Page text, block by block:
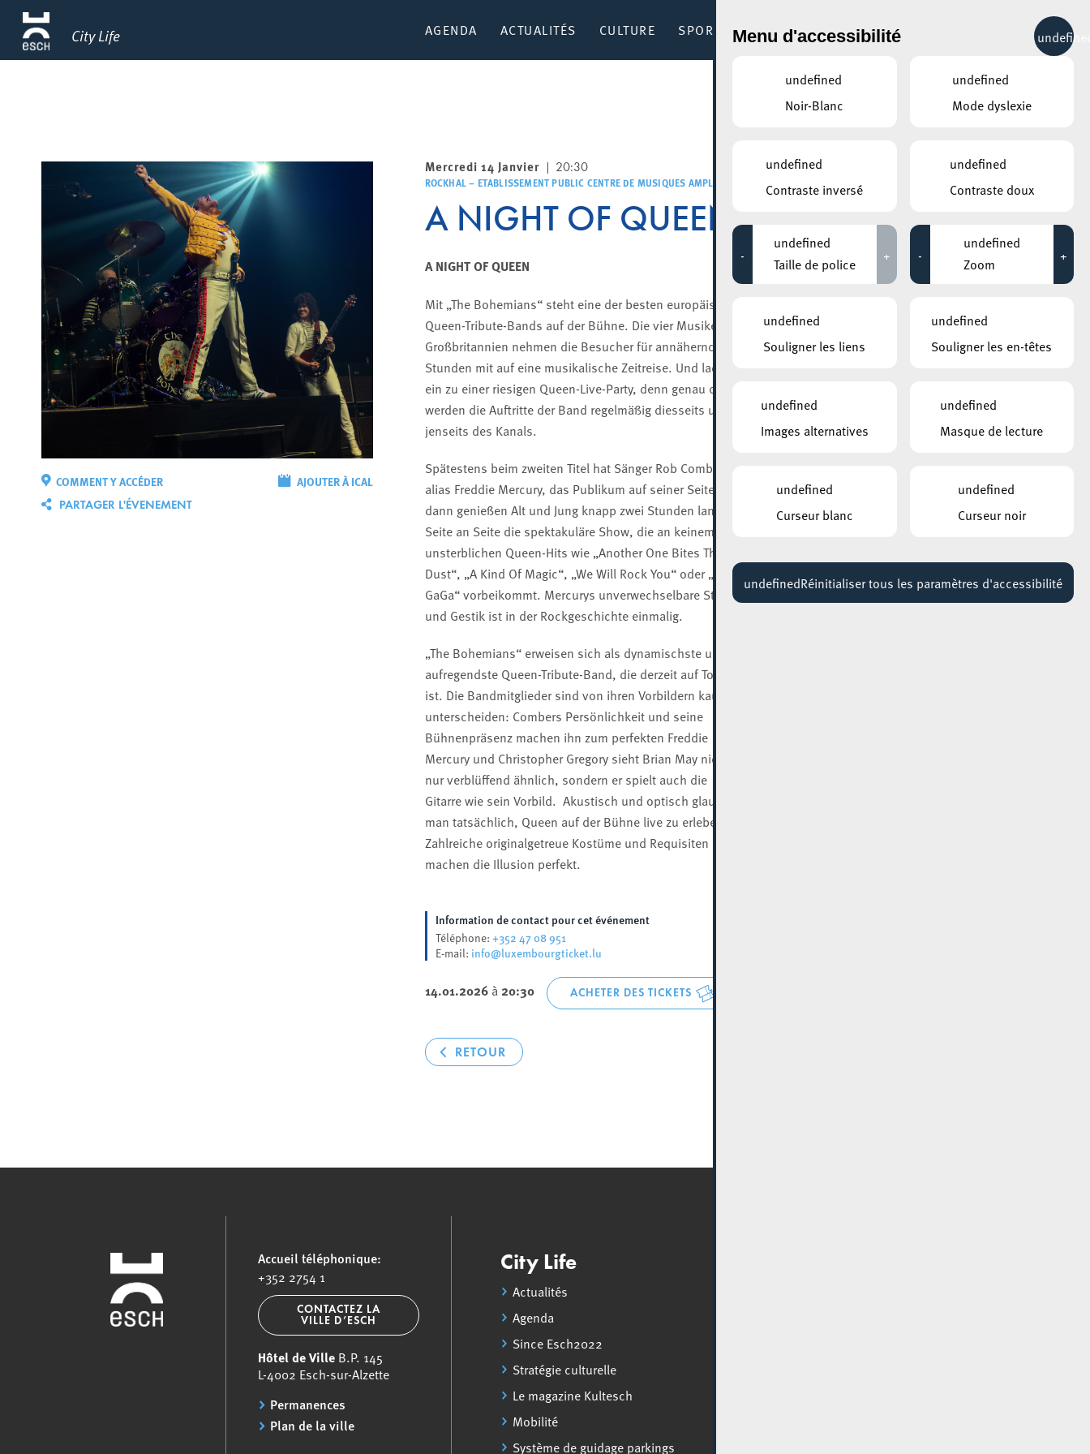
City Life AGENDA ACTUALITÉS CULTURE SPORT & RÉCRÉATION MOBILITÉ
AJOUTER À ICAL
COMMENT Y ACCÉDER
PARTAGER L'ÉVENEMENT
Mercredi 14 Janvier 20:30
ROCKHAL – ETABLISSEMENT PUBLIC CENTRE DE MUSIQUES AMPLIFIÉES
A NIGHT OF QUEEN
A NIGHT OF QUEEN
Mit „The Bohemians“ steht eine der besten europäischen
Queen-Tribute-Bands auf der Bühne. Die vier Musiker aus
Großbritannien nehmen die Besucher für annähernd 2
Stunden mit auf eine musikalische Zeitreise. Und laden
ein zu einer riesigen Queen-Live-Party, denn genau dies
werden die Auftritte der Band regelmäßig diesseits und
jenseits des Kanals.
Spätestens beim zweiten Titel hat Sänger Rob Comber,
alias Freddie Mercury, das Publikum auf seiner Seite. Ab
dann genießen Alt und Jung knapp zwei Stunden lang
Seite an Seite die spektakuläre Show, die an keinem der
unsterblichen Queen-Hits wie „Another One Bites The
Dust“, „A Kind Of Magic“, „We Will Rock You“ oder „Radio
GaGa“ vorbeikommt. Mercurys unverwechselbare Stimme
und Gestik ist in der Rockgeschichte einmalig.
„The Bohemians“ erweisen sich als dynamischste und
aufregendste Queen-Tribute-Band, die derzeit auf Tour
ist. Die Bandmitglieder sind von ihren Vorbildern kaum zu
unterscheiden: Combers Persönlichkeit und seine
Bühnenpräsenz machen ihn zum perfekten Freddie
Mercury und Christopher Gregory sieht Brian May nicht
nur verblüffend ähnlich, sondern er spielt auch die
Gitarre wie sein Vorbild. Akustisch und optisch glaubt
man tatsächlich, Queen auf der Bühne live zu erleben.
Zahlreiche originalgetreue Kostüme und Requisiten
machen die Illusion perfekt.
Information de contact pour cet événement
Téléphone: +352 47 08 951
E-mail: info@luxembourgticket.lu
14.01.2026à 20:30 ACHETER DES TICKETS
RETOUR
AUTRES ÉVÉNEMENTS
ROCKHAL – ETABLISSEMENT PUBLIC
CENTRE DE MUSIQUES AMPLIFIÉES
FISCHER Z
25 septembre 2026
Atelier de chants cap-
ROCKHAL – ETABLISSEMENT PUBLIC
CENTRE DE MUSIQUES AMPLIFIÉES
Accueil téléphonique:
+352 2754 1
CONTACTEZ LA
VILLE D’ESCH
Hôtel de Ville B.P. 145
L-4002 Esch-sur-Alzette
Permanences
Plan de la ville
City Life
Actualités
Agenda
Since Esch2022
Stratégie culturelle
Le magazine Kultesch
Mobilité
Système de guidage parkings
22°C
Menu d'accessibilité
undefined
Noir-Blanc
undefined
Mode dyslexie
undefined
Contraste inversé
undefined
Contraste doux
-
undefined
Taille de police
+ -
undefined
Zoom
+
undefined
Souligner les liens
undefined
Souligner les en-têtes
undefined
Images alternatives
undefined
Masque de lecture
undefined
Curseur blanc
undefined
Curseur noir
undefinedRéinitialiser tous les paramètres d'accessibilité